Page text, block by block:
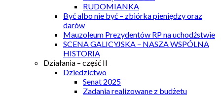
RUDOMIANKA
Być albo nie być – zbiórka pieniędzy oraz
darów
Mauzoleum Prezydentów RP na uchodźstwie
SCENA GALICYJSKA – NASZA WSPÓLNA
HISTORIA
Działania – część II
Dziedzictwo
Senat 2025
Zadania realizowane z budżetu